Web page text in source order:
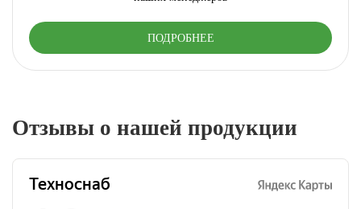
ПОДРОБНЕЕ
Отзывы о нашей продукции